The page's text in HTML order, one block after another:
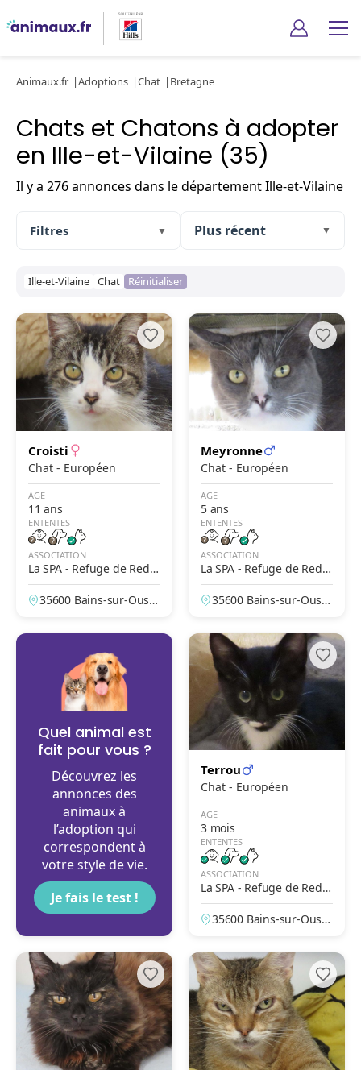
Animaux.fr Adoptions Chat Bretagne
Chats et Chatons à adopter
en Ille-et-Vilaine (35)
Il y a 276 annonces dans le département Ille-et-Vilaine
Filtres ▼ ▼
Ille-et-Vilaine Chat Réinitialiser
Croisti
Chat - Européen
AGE
11 ans
ENTENTES
ASSOCIATION
La SPA - Refuge de Redo
n
35600 Bains-sur-Oust,
Meyronne
Chat - Européen
AGE
5 ans
ENTENTES
ASSOCIATION
La SPA - Refuge de Redo
n
35600 Bains-sur-Oust,
Quel animal est
fait pour vous ?
Découvrez les
annonces des
animaux à
l’adoption qui
correspondent à
votre style de vie.
Je fais le test !
Terrou
Chat - Européen
AGE
3 mois
ENTENTES
ASSOCIATION
La SPA - Refuge de Redo
n
35600 Bains-sur-Oust,